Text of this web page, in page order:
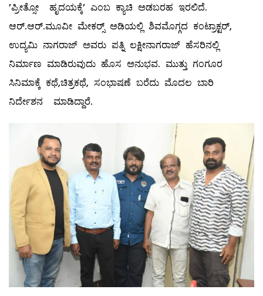
’ಪ್ರೀತ್ಸೋ ಹೃದಯಕ್ಕೆ’ ಎಂಬ ಕ್ಯಾಚಿ ಅಡಬರಹ ಇರಲಿದೆ.
ಆರ್.ಆರ್.ಮೂವೀ ಮೇಕರ‍್ಸ್ ಅಡಿಯಲ್ಲಿ ಶಿವಮೊಗ್ಗದ ಕಂಟ್ರಾಕ್ಟರ್,
ಉದ್ಯಮಿ ನಾಗರಾಜ್ ಅವರು ಪತ್ನಿ ಲಕ್ಷೀನಾಗರಾಜ್ ಹೆಸರಿನಲ್ಲಿ
ನಿರ್ಮಾಣ ಮಾಡಿರುವುದು ಹೊಸ ಅನುಭವ. ಮುತ್ತು ಗಂಗೂರ
ಸಿನಿಮಾಕ್ಕೆ ಕಥೆ,ಚಿತ್ರಕಥೆ, ಸಂಭಾಷಣೆ ಬರೆದು ಮೊದಲ ಬಾರಿ
ನಿರ್ದೇಶನ ಮಾಡಿದ್ದಾರೆ.